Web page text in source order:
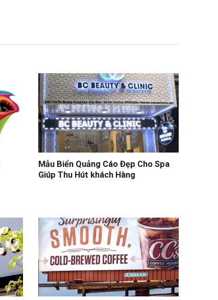
Mẫu Biển Quảng Cáo Đẹp Cho Spa
Giúp Thu Hút khách Hàng